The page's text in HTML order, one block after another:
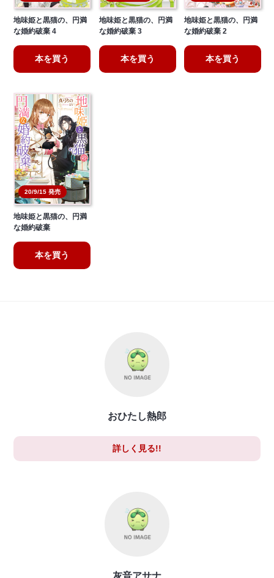
地味姫と黒猫の、円満
な婚約破棄 4
本を買う
地味姫と黒猫の、円満
な婚約破棄 3
本を買う
地味姫と黒猫の、円満
な婚約破棄 2
本を買う
20/9/15 発売
地味姫と黒猫の、円満
な婚約破棄
本を買う
おひたし熱郎
詳しく見る!!